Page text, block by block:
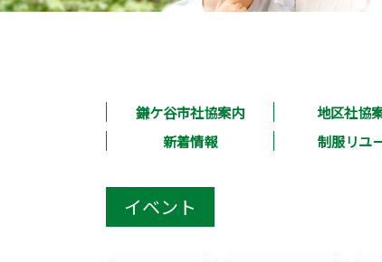
鎌ケ谷市社協案内 地区社協
新着情報
制服リユ
イベント